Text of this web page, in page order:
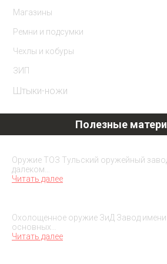
Магазины
Ремни и подсумки
Чехлы и кобуры
ЗИП
Штыки-ножи
Полезные
Оружие ТОЗ Тульский оружейный
далеком…
Читать далее
Охолощенное оружие ЗиД Завод имени
основных…
Читать далее